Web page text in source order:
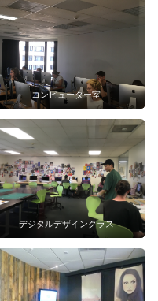
コンピューター室
デジタルデザインクラス